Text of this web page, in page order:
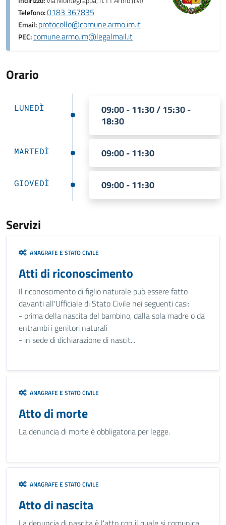
Telefono:0183 367835
Email:protocollo@comune.armo.im.it
PEC:comune.armo.im@legalmail.it
Orario
LUNEDÌ
09:00 - 11:30 / 15:30 -
18:30
MARTEDÌ 09:00 - 11:30
GIOVEDÌ 09:00 - 11:30
Servizi
ANAGRAFE E STATO CIVILE
Atti di riconoscimento
Il riconoscimento di figlio naturale può essere fatto
davanti all'Ufficiale di Stato Civile nei seguenti casi:
- prima della nascita del bambino, dalla sola madre o da
entrambi i genitori naturali
- in sede di dichiarazione di nascit...
ANAGRAFE E STATO CIVILE
Atto di morte
La denuncia di morte è obbligatoria per legge.
ANAGRAFE E STATO CIVILE
Atto di nascita